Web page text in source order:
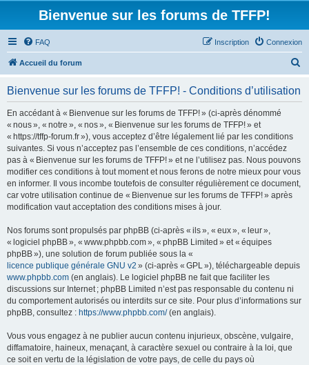
Bienvenue sur les forums de TFFP!
FAQ Connexion
Inscription
Accueil du forum
Bienvenue sur les forums de TFFP! - Conditions d’utilisation
En accédant à « Bienvenue sur les forums de TFFP! » (ci-après dénommé
« nous », « notre », « nos », « Bienvenue sur les forums de TFFP! » et
« https://tffp-forum.fr »), vous acceptez d’être légalement lié par les conditions
suivantes. Si vous n’acceptez pas l’ensemble de ces conditions, n’accédez
pas à « Bienvenue sur les forums de TFFP! » et ne l’utilisez pas. Nous pouvons
modifier ces conditions à tout moment et nous ferons de notre mieux pour vous
en informer. Il vous incombe toutefois de consulter régulièrement ce document,
car votre utilisation continue de « Bienvenue sur les forums de TFFP! » après
modification vaut acceptation des conditions mises à jour.
Nos forums sont propulsés par phpBB (ci-après « ils », « eux », « leur »,
« logiciel phpBB », « www.phpbb.com », « phpBB Limited » et « équipes
phpBB »), une solution de forum publiée sous la «
licence publique générale GNU v2 » (ci-après « GPL »), téléchargeable depuis
www.phpbb.com (en anglais). Le logiciel phpBB ne fait que faciliter les
discussions sur Internet ; phpBB Limited n’est pas responsable du contenu ni
du comportement autorisés ou interdits sur ce site. Pour plus d’informations sur
phpBB, consultez : https://www.phpbb.com/(en anglais).
Vous vous engagez à ne publier aucun contenu injurieux, obscène, vulgaire,
diffamatoire, haineux, menaçant, à caractère sexuel ou contraire à la loi, que
ce soit en vertu de la législation de votre pays, de celle du pays où